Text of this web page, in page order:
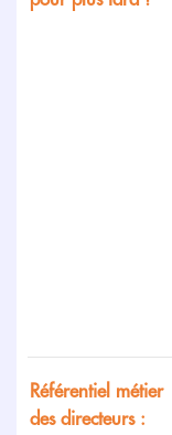
Référentiel métier
des directeurs :